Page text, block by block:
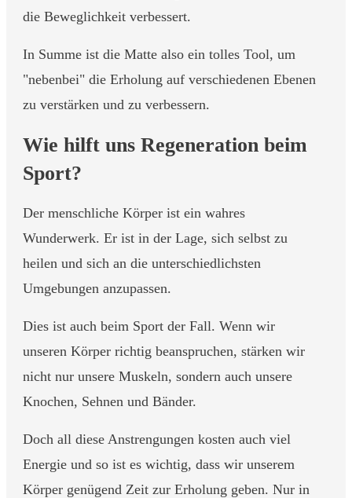
die Beweglichkeit verbessert.
In Summe ist die Matte also ein tolles Tool, um
"nebenbei" die Erholung auf verschiedenen Ebenen
zu verstärken und zu verbessern.
Wie hilft uns Regeneration beim
Sport?
Der menschliche Körper ist ein wahres
Wunderwerk. Er ist in der Lage, sich selbst zu
heilen und sich an die unterschiedlichsten
Umgebungen anzupassen.
Dies ist auch beim Sport der Fall. Wenn wir
unseren Körper richtig beanspruchen, stärken wir
nicht nur unsere Muskeln, sondern auch unsere
Knochen, Sehnen und Bänder.
Doch all diese Anstrengungen kosten auch viel
Energie und so ist es wichtig, dass wir unserem
Körper genügend Zeit zur Erholung geben. Nur in